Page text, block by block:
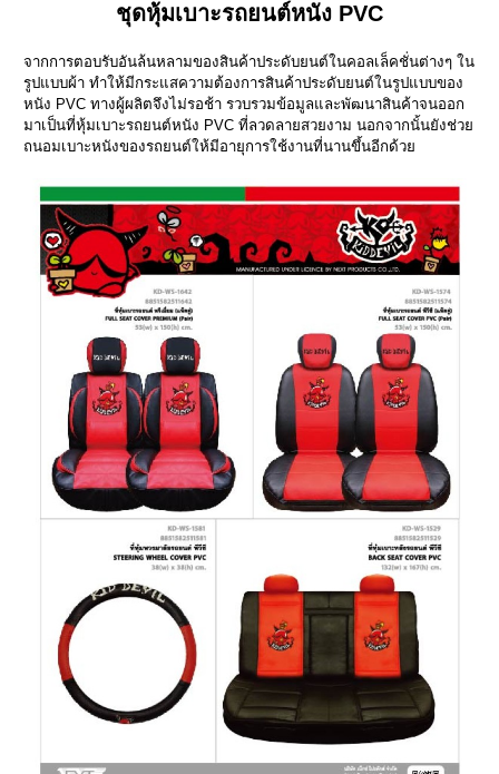
ชุดหุ้มเบาะรถยนต์หนัง PVC
จากการตอบรับอันล้นหลามของสินค้าประดับยนต์ในคอลเล็คชั่นต่างๆ ใน
รูปแบบผ้า ทำให้มีกระแสความต้องการสินค้าประดับยนต์ในรูปแบบของ
หนัง PVC ทางผู้ผลิตจึงไม่รอช้า รวบรวมข้อมูลและพัฒนาสินค้าจนออก
มาเป็นที่หุ้มเบาะรถยนต์หนัง PVC ที่ลวดลายสวยงาม นอกจากนั้นยังช่วย
ถนอมเบาะหนังของรถยนต์ให้มีอายุการใช้งานที่นานขึ้นอีกด้วย